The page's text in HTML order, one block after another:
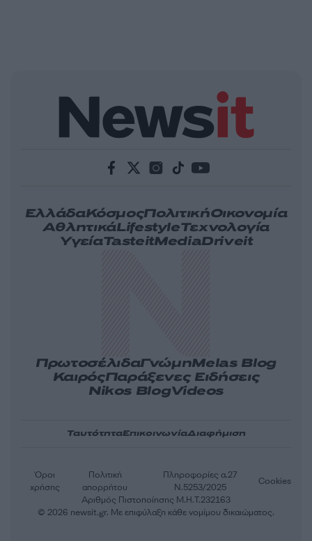
ΕλλάδαΚόσμοςΠολιτικήΟικονομία
ΑθλητικάLifestyleΤεχνολογία
ΥγείαTasteitMediaDriveit
ΠρωτοσέλιδαΓνώμηMelas Blog
ΚαιρόςΠαράξενες Ειδήσεις
Nikos BlogVideos
ΤαυτότηταΕπικοινωνίαΔιαφήμιση
Αριθμός Πιστοποίησης Μ.Η.Τ.232163
Όροι
χρήσης
Πολιτική
απορρήτου
Πληροφορίες α.27
Ν.5253/2025
Cookies
© 2026 newsit.gr. Με επιφύλαξη κάθε νομίμου δικαιώματος.